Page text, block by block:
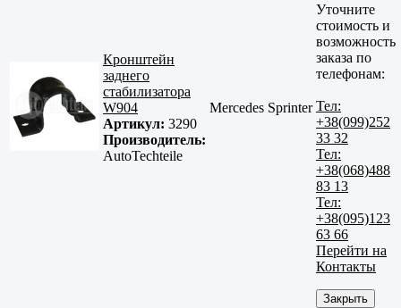
Кронштейн
заднего
стабилизатора
W904
Артикул: 3290
Производитель:
AutoTechteile
Mercedes Sprinter
Уточните
стоимость и
возможность
заказа по
телефонам:
Тел:
+38(099)252
33 32
Тел:
+38(068)488
83 13
Тел:
+38(095)123
63 66
Перейти на
Контакты
Закрыть